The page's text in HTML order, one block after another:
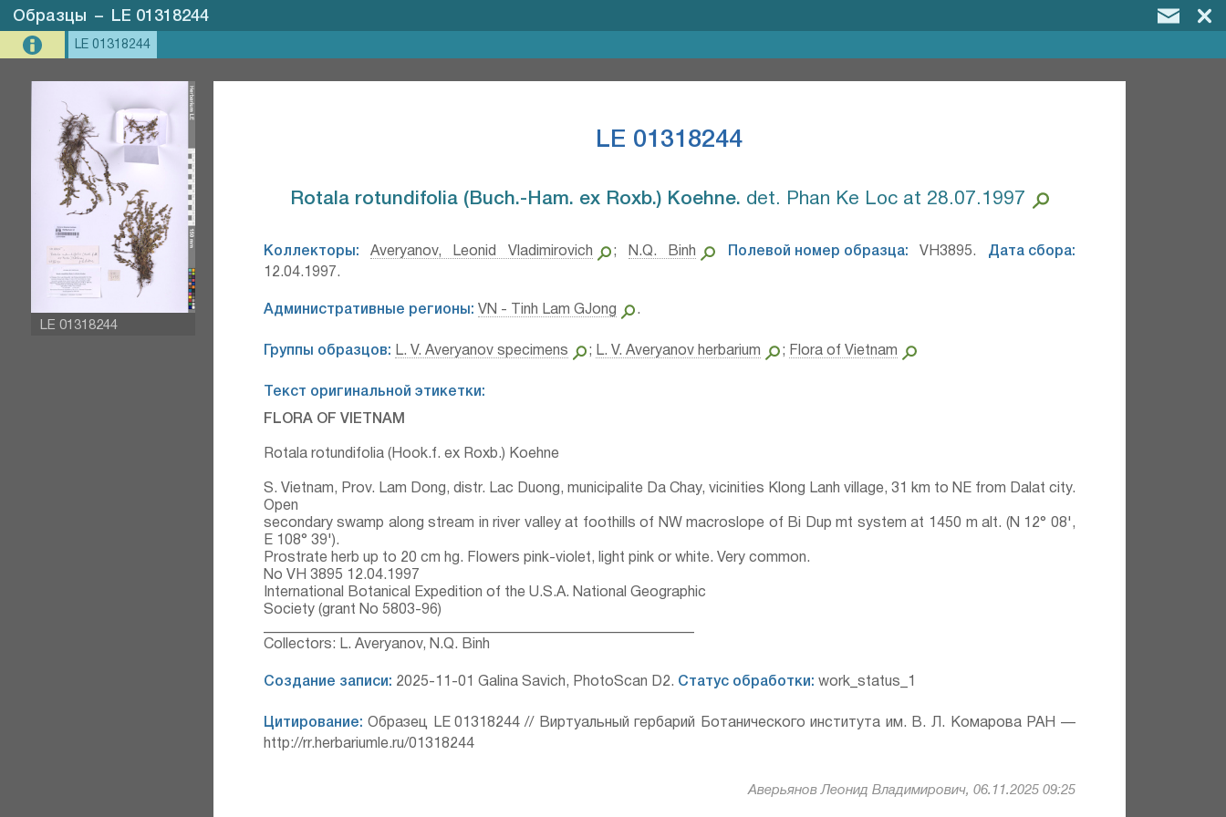
Образцы – LE 01318244
LE 01318244
LE 01318244
LE 01318244
Rotala rotundifolia (Buch.-Ham. ex Roxb.) Koehne.⁣ det. Phan Ke Loc at 28.07.1997
Коллекторы: Averyanov, Leonid Vladimirovich ; N.Q. Binh Полевой номер образца: VH3895.
Дата сбора:
12.04.1997.
Административные регионы: VN - Tinh Lam GJong .
Группы образцов: L. V. Averyanov specimens ; L. V. Averyanov herbarium ; Flora of Vietnam
Текст оригинальной этикетки:
FLORA OF VIETNAM
Rotala rotundifolia (Hook.f. ex Roxb.) Koehne
S. Vietnam, Prov. Lam Dong, distr. Lac Duong, municipalite Da Chay, vicinities Klong Lanh village, 31 km to NE from Dalat city.
Open
secondary swamp along stream in river valley at foothills of NW macroslope of Bi Dup mt system at 1450 m alt. (N 12° 08',
E 108° 39').
Prostrate herb up to 20 cm hg. Flowers pink-violet, light pink or white. Very common.
No VH 3895 12.04.1997
International Botanical Expedition of the U.S.A. National Geographic
Society (grant No 5803-96)
Collectors: L. Averyanov, N.Q. Binh
Создание записи: 2025-11-01 Galina Savich, PhotoScan D2. Статус обработки: work_status_1
Цитирование: Образец LE 01318244 // Виртуальный гербарий Ботанического института им. В. Л. Комарова РАН —
http://rr.herbariumle.ru/01318244
Аверьянов Леонид Владимирович, 06.11.2025 09:25